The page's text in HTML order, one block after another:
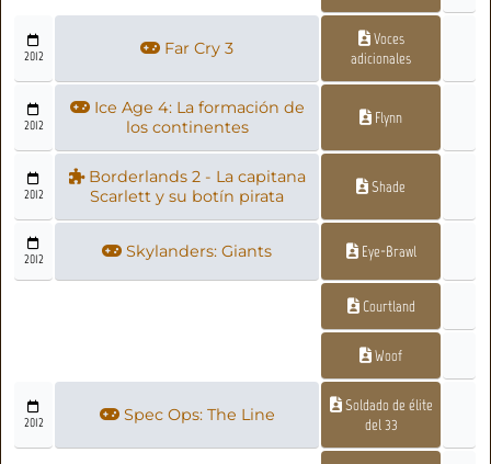
2012 Far Cry 3
Voces
adicionales
2012
Ice Age 4: La formación de
los continentes
Flynn
2012
Borderlands 2 - La capitana
Scarlett y su botín pirata
Shade
2012 Skylanders: Giants Eye-Brawl
Courtland
Woof
2012 Spec Ops: The Line
Soldado de élite
del 33